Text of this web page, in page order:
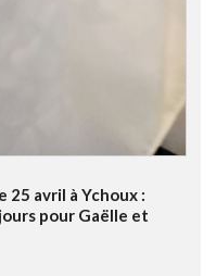
25 avril à Ychoux :
pour Gaëlle et